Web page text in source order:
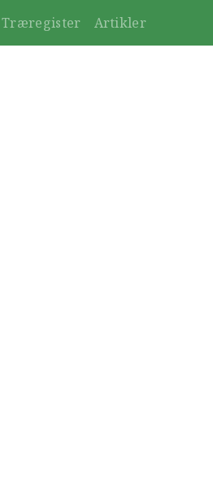
Træregister Artikler